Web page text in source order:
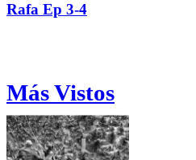
Rafa Ep 3-4
Más Vistos